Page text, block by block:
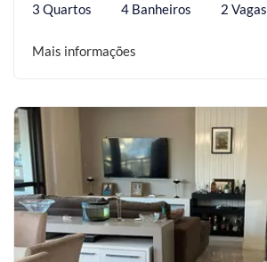
3 Quartos 4 Banheiros 2 Vagas
Mais informações